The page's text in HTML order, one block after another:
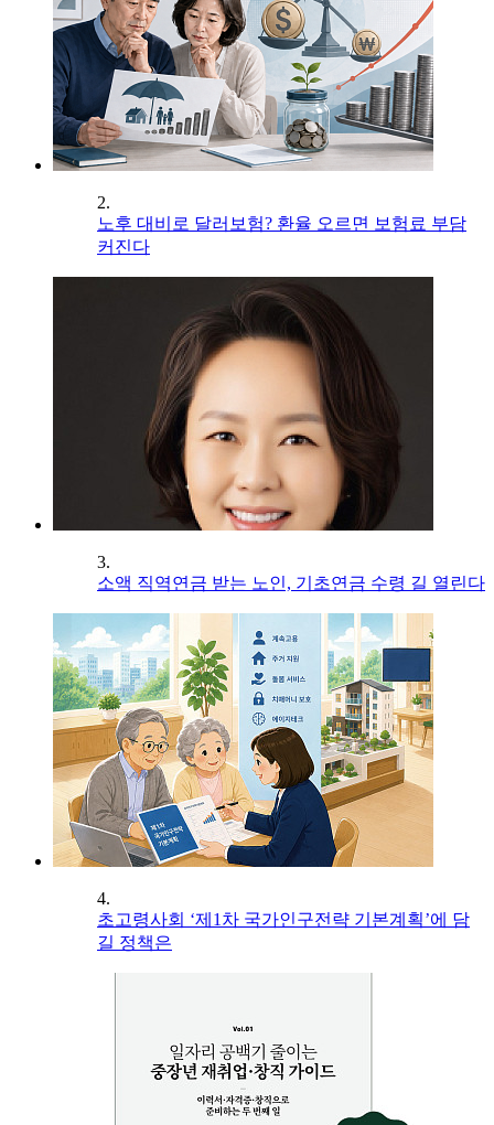
2.
노후 대비로 달러보험? 환율 오르면 보험료 부담
커진다
3.
소액 직역연금 받는 노인, 기초연금 수령 길 열린다
4.
초고령사회 ‘제1차 국가인구전략 기본계획’에 담
길 정책은